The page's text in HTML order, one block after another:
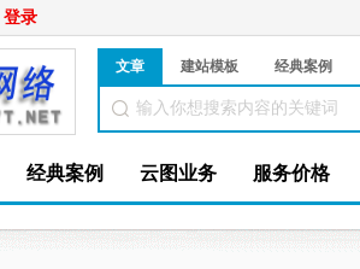
登录
文章 建站模板 经典案例
经典案例 云图业务 服务价格